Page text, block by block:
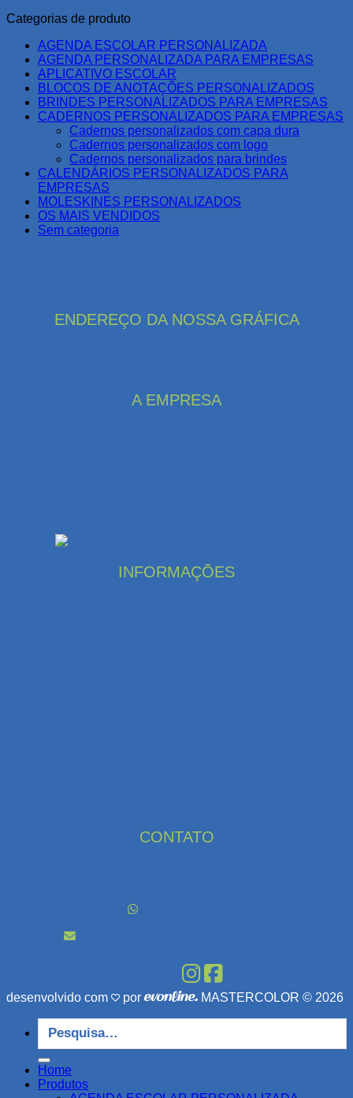
Categorias de produto
AGENDA ESCOLAR PERSONALIZADA
AGENDA PERSONALIZADA PARA EMPRESAS
APLICATIVO ESCOLAR
BLOCOS DE ANOTAÇÕES PERSONALIZADOS
BRINDES PERSONALIZADOS PARA EMPRESAS
CADERNOS PERSONALIZADOS PARA EMPRESAS
Cadernos personalizados com capa dura
Cadernos personalizados com logo
Cadernos personalizados para brindes
CALENDÁRIOS PERSONALIZADOS PARA
EMPRESAS
MOLESKINES PERSONALIZADOS
OS MAIS VENDIDOS
Sem categoria
ENDEREÇO DA NOSSA GRÁFICA
A EMPRESA
INFORMAÇÕES
CONTATO
orcamento@agendasmastercolor.com.br
desenvolvido com
por
MASTERCOLOR © 2026
por:
Home
Produtos